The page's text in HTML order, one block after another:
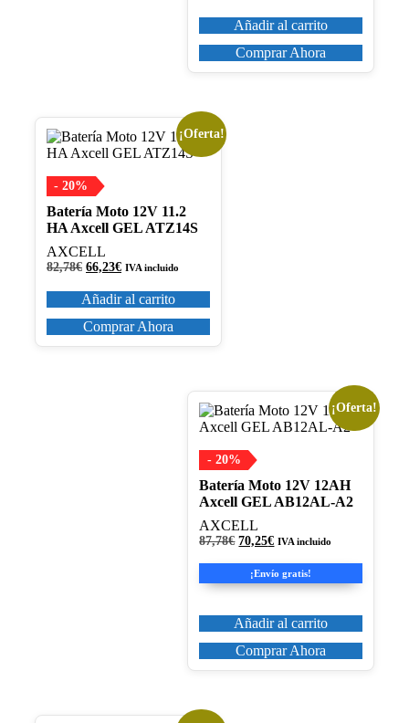
original
era:
82,28€.
actual
es:
65,82€.
Añadir al carrito
Comprar Ahora
¡Oferta!
- 20%
Batería Moto 12V 11.2
HA Axcell GEL ATZ14S
AXCELL
82,78€ El
original
era:
82,78€.
66,23€El
actual
es:
66,23€.
IVA incluido
Añadir al carrito
Comprar Ahora
¡Oferta!
- 20%
Batería Moto 12V 12AH
Axcell GEL AB12AL-A2
AXCELL
87,78€ El
original
era:
70,25€El
actual
es:
IVA incluido
¡Envío gratis!
Añadir al carrito
Comprar Ahora